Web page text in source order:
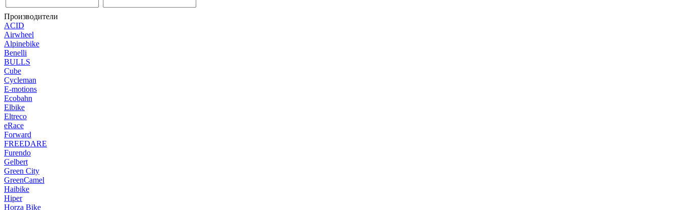
Производители
ACID
Airwheel
Alpinebike
Benelli
BULLS
Cube
Cycleman
E-motions
Ecobahn
Elbike
Eltreco
eRace
Forward
FREEDARE
Furendo
Gelbert
Green City
GreenCamel
Haibike
Hiper
Horza Bike